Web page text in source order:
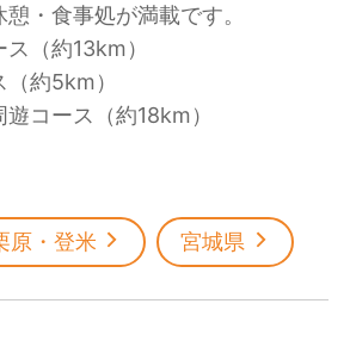
・食事処が満載です。
（約13km）
約5km）
コース（約18km）
原・登米 宮城県